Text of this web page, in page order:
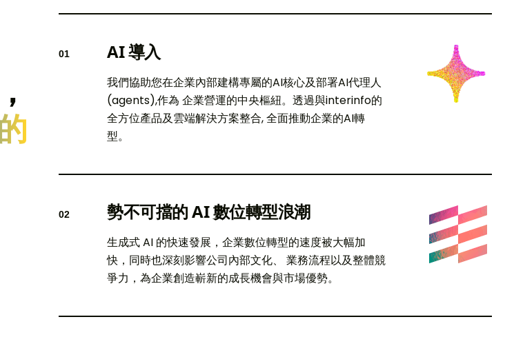
01 AI 導入
我們協助您在企業內部建構專屬的AI核心及部署AI代理人
(agents),作為 企業營運的中央樞紐。透過與interinfo的
全方位產品及雲端解決方案整合, 全面推動企業的AI轉
型。
02 勢不可擋的 AI 數位轉型浪潮
生成式 AI 的快速發展，企業數位轉型的速度被大幅加
快，同時也深刻影響公司內部文化、 業務流程以及整體競
爭力，為企業創造嶄新的成長機會與市場優勢。